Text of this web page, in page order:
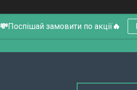
💸Поспішай замовити по акції🔥